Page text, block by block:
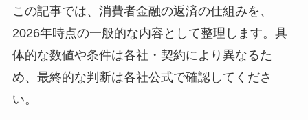
この記事では、消費者金融の返済の仕組みを、
2026年時点の一般的な内容として整理します。具
体的な数値や条件は各社・契約により異なるた
め、最終的な判断は各社公式で確認してくださ
い。